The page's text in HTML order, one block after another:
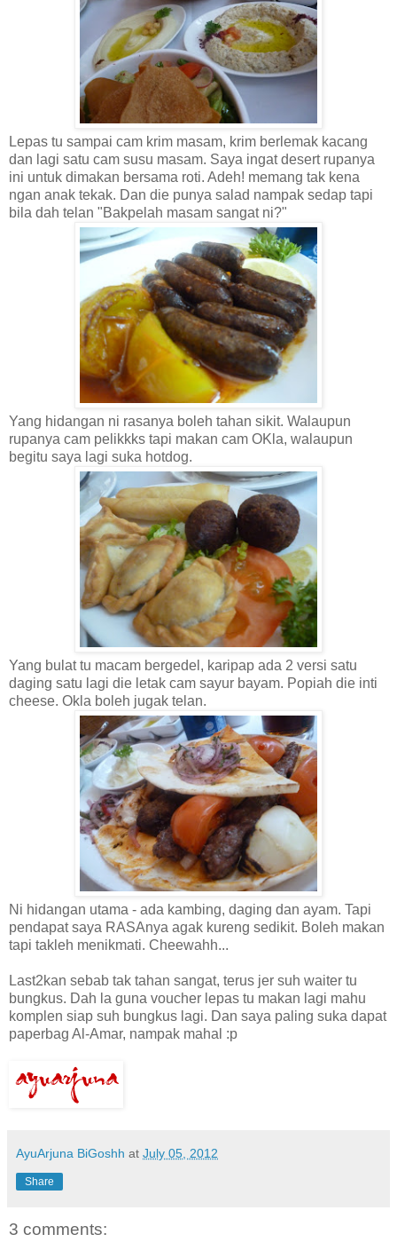
Lepas tu sampai cam krim masam, krim berlemak kacang
dan lagi satu cam susu masam. Saya ingat desert rupanya
ini untuk dimakan bersama roti. Adeh! memang tak kena
ngan anak tekak. Dan die punya salad nampak sedap tapi
bila dah telan "Bakpelah masam sangat ni?"
Yang hidangan ni rasanya boleh tahan sikit. Walaupun
rupanya cam pelikkks tapi makan cam OKla, walaupun
begitu saya lagi suka hotdog.
Yang bulat tu macam bergedel, karipap ada 2 versi satu
daging satu lagi die letak cam sayur bayam. Popiah die inti
cheese. Okla boleh jugak telan.
Ni hidangan utama - ada kambing, daging dan ayam. Tapi
pendapat saya RASAnya agak kureng sedikit. Boleh makan
tapi takleh menikmati. Cheewahh...
Last2kan sebab tak tahan sangat, terus jer suh waiter tu
bungkus. Dah la guna voucher lepas tu makan lagi mahu
komplen siap suh bungkus lagi. Dan saya paling suka dapat
paperbag Al-Amar, nampak mahal :p
AyuArjuna BiGoshh at July 05, 2012
Share
3 comments: